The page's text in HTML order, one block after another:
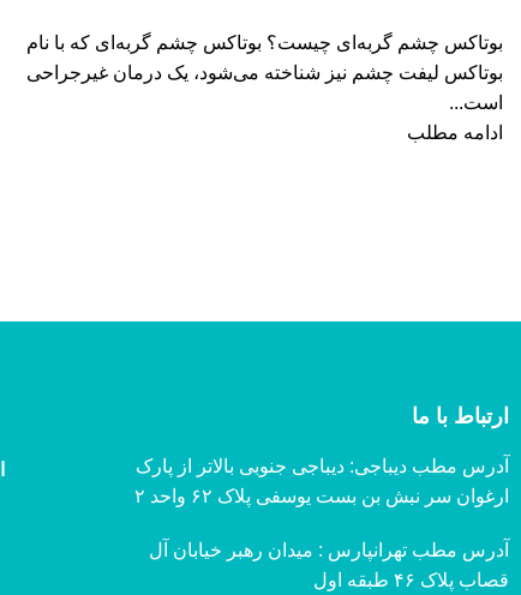
بوتاکس چشم گربه‌ای چیست؟ بوتاکس چشم گربه‌ای که با نام
بوتاکس لیفت چشم نیز شناخته می‌شود، یک درمان غیرجراحی
است...
ادامه مطلب
ارتباط با ما
آدرس مطب دیباجی: دیباجی جنوبی بالاتر از پارک
ارغوان سر نبش بن بست یوسفی پلاک ۶۲ واحد ۲
آدرس مطب تهرانپارس : میدان رهبر خیابان آل
قصاب پلاک ۴۶ طبقه اول